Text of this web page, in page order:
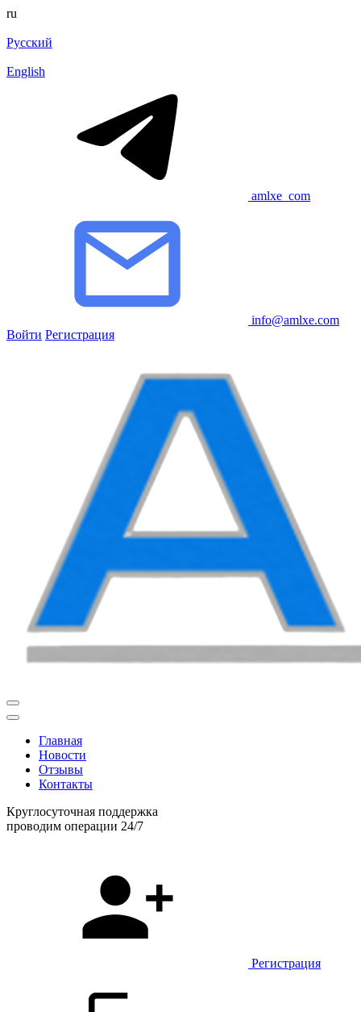
ru
Русский
English
amlxe_com
info@amlxe.com
Войти Регистрация
Главная
Новости
Отзывы
Контакты
Круглосуточная поддержка
проводим операции 24/7
Регистрация